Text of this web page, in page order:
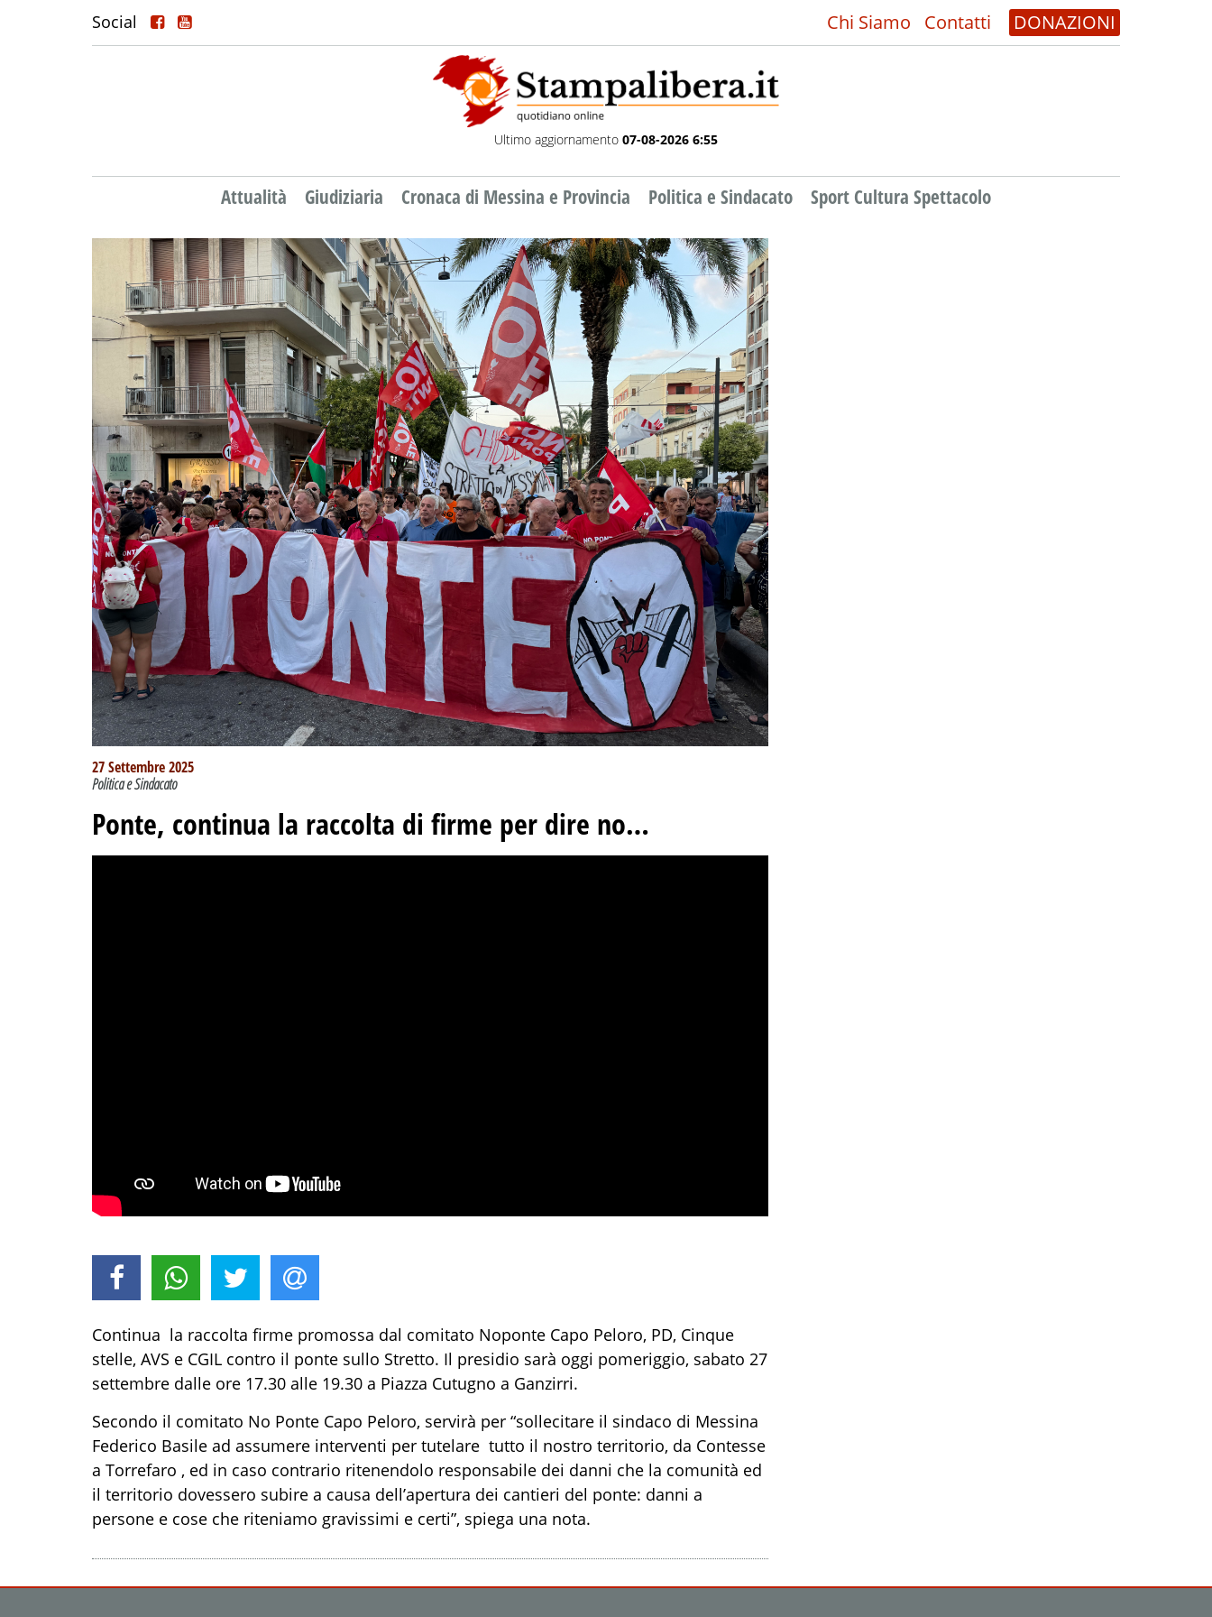
Social Chi Siamo Contatti DONAZIONI
Ultimo aggiornamento 07-08-2026 6:55
Attualità Giudiziaria Cronaca di Messina e Provincia Politica e Sindacato Sport Cultura Spettacolo
27 Settembre 2025
Politica e Sindacato
Ponte, continua la raccolta di firme per dire no…
Continua la raccolta firme promossa dal comitato Noponte Capo Peloro, PD, Cinque
stelle, AVS e CGIL contro il ponte sullo Stretto. Il presidio sarà oggi pomeriggio, sabato 27
settembre dalle ore 17.30 alle 19.30 a Piazza Cutugno a Ganzirri.
Secondo il comitato No Ponte Capo Peloro, servirà per “sollecitare il sindaco di Messina
Federico Basile ad assumere interventi per tutelare tutto il nostro territorio, da Contesse
a Torrefaro , ed in caso contrario ritenendolo responsabile dei danni che la comunità ed
il territorio dovessero subire a causa dell’apertura dei cantieri del ponte: danni a
persone e cose che riteniamo gravissimi e certi”, spiega una nota.